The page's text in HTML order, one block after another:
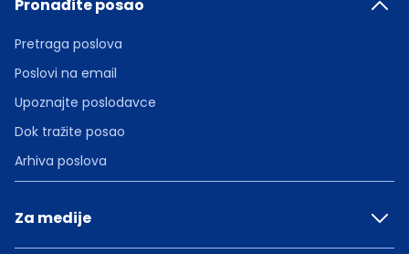
Pronađite posao
Pretraga poslova
Poslovi na email
Upoznajte poslodavce
Dok tražite posao
Arhiva poslova
Za medije